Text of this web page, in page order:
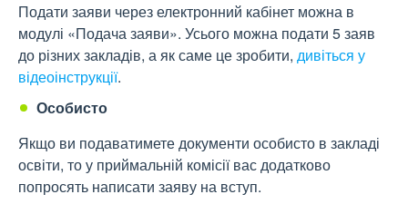
Подати заяви через електронний кабінет можна в
модулі «Подача заяви». Усього можна подати 5 заяв
до різних закладів, а як саме це зробити, дивіться у
відеоінструкції.
Особисто
Якщо ви подаватимете документи особисто в закладі
освіти, то у приймальній комісії вас додатково
попросять написати заяву на вступ.